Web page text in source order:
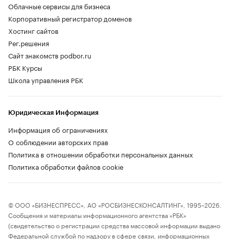
Облачные сервисы для бизнеса
Корпоративный регистратор доменов
Хостинг сайтов
Рег.решения
Сайт знакомств podbor.ru
РБК Курсы
Школа управления РБК
Юридическая Информация
Информация об ограничениях
О соблюдении авторских прав
Политика в отношении обработки персональных данных
Политика обработки файлов cookie
© ООО «БИЗНЕСПРЕСС», АО «РОСБИЗНЕСКОНСАЛТИНГ», 1995–2026.
Сообщения и материалы информационного агентства «РБК»
(свидетельство о регистрации средства массовой информации выдано
Федеральной службой по надзору в сфере связи, информационных